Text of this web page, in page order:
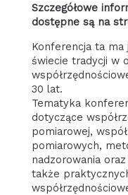
Szczegółowe
dostępne są na
Konferencja ta ma
świecie tradycji w
30 lat.
Tematyka
dotyczące
pomiarowej,
pomiarowych,
nadzorowania
także